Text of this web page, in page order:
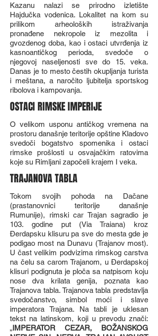
Kazanu nalazi se prirodno izletište
Hajdučka vodenica. Lokalitet na kom su
prilikom arheoloških istraživanja
pronađene nekropole iz mezolita i
gvozdenog doba, kao i ostaci utvrđenja iz
kasnoantičkog perioda, svedoče o
njegovoj naseljenosti sve do 15. veka.
Danas je to mesto čestih okupljanja turista
i meštana, a naročito ljubitelja sportskog
ribolova i kampovanja.
OSTACI RIMSKE IMPERIJE
O velikom usponu antičkog vremena na
prostoru današnje teritorije opštine Kladovo
svedoči bogatstvo spomenika i ostaci
rimske prošlosti u osvajačkim ratovima
koje su Rimljani započeli krajem I veka.
TRAJANOVA TABLA
Tokom svojih pohoda na Dačane
(prastanovnici teritorije današnje
Rumunije), rimski car Trajan sagradio je
103. godine put (Via Traiana) kroz
Đerdapsku klisuru pa sve do mesta gde je
podigao most na Dunavu (Trajanov most).
U čast velikim podvizima rimskog carstva
na čelu sa carom Trajanom, u Đerdapskoj
klisuri podignuta je ploča sa natpisom koju
nose dva krilata genija, poznata kao
Trajanova tabla. Trajanova tabla predstavlja
svedočanstvo, simbol moći i slave
imperatora Trajana. Na tabli je uklesan
tekst na latinskom, koji u prevodu znači:
„IMPERATOR CEZAR, BOŽANSKOG